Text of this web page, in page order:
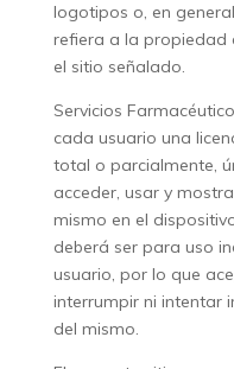
logotipos o, en
refiera a la propiedad
el sitio señalado.
Servicios
cada usuario una
total o parcialmente,
acceder, usar y
mismo en el
deberá ser para uso
usuario, por lo que
interrumpir ni intentar
del mismo.